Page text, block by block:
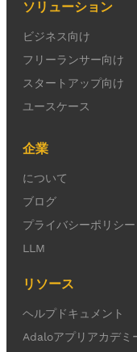
ソリューション
ビジネス向け
フリーランサー向け
スタートアップ向け
ユースケース
企業
について
ブログ
プライバシーポリシー
LLM
リソース
ヘルプドキュメント
Adaloアプリアカデミ